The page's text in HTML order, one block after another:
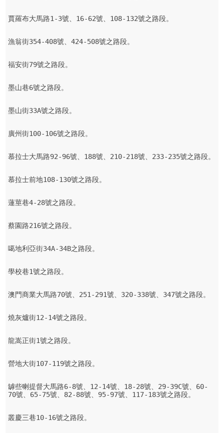
賈羅布大馬路1-3號、16-62號、108-132號之路段。
漁翁街354-408號、424-508號之路段。
福安街79號之路段。
墨山巷6號之路段。
墨山街33A號之路段。
廣州街100-106號之路段。
慕拉士大馬路92-96號、188號、210-218號、233-235號之路段。
慕拉士前地108-130號之路段。
蓮莖巷4-28號之路段。
蔡園路216號之路段。
噶地利亞街34A-34B之路段。
學校巷1號之路段。
澳門商業大馬路70號、251-291號、320-338號、347號之路段。
燒灰爐街12-14號之路段。
龍嵩正街1號之路段。
營地大街107-119號之路段。
罅些喇提督大馬路6-8號、12-14號、18-28號、29-39C號、60-
70號、65-75號、82-88號、95-97號、117-183號之路段。
叢慶三巷10-16號之路段。